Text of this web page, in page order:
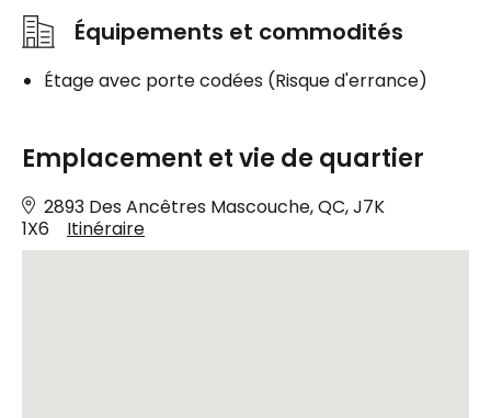
Équipements et commodités
Étage avec porte codées (Risque d'errance)
Emplacement et vie de quartier
2893 Des Ancêtres Mascouche, QC, J7K
1X6
Itinéraire